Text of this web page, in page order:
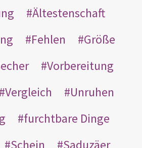
Ältestenschaft
Fehlen
Größe
Vorbereitung
Vergleich
Unruhen
furchtbare Dinge
Schein
Saduzäer